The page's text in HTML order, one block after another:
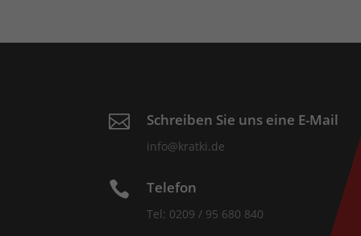
 Schreiben Sie uns eine E-Mail
info@kratki.de
 Telefon
Tel: 0209 / 95 680 840